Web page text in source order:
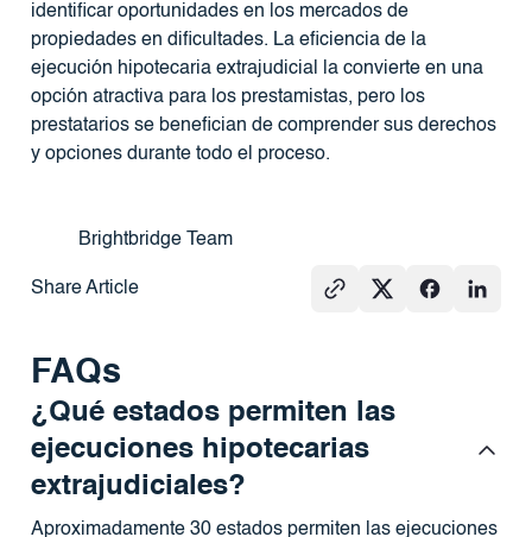
Brightbridge Team
Share Article
identificar oportunidades en los mercados de
propiedades en dificultades. La eficiencia de la
ejecución hipotecaria extrajudicial la convierte en una
opción atractiva para los prestamistas, pero los
prestatarios se benefician de comprender sus derechos
y opciones durante todo el proceso.
FAQs
¿Qué estados permiten las
ejecuciones hipotecarias
extrajudiciales?
Aproximadamente 30 estados permiten las ejecuciones